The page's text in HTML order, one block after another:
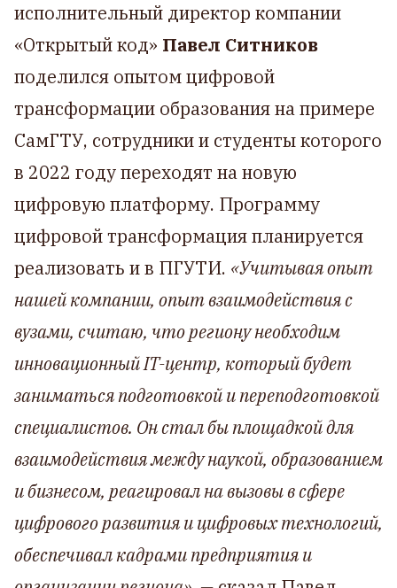
исполнительный директор компании
«Открытый код» Павел Ситников
поделился опытом цифровой
трансформации образования на примере
СамГТУ, сотрудники и студенты которого
в 2022 году переходят на новую
цифровую платформу. Программу
цифровой трансформация планируется
реализовать и в ПГУТИ. «Учитывая опыт
нашей компании, опыт взаимодействия с
вузами, считаю, что региону необходим
инновационный IT-центр, который будет
заниматься подготовкой и переподготовкой
специалистов. Он стал бы площадкой для
взаимодействия между наукой, образованием
и бизнесом, реагировал на вызовы в сфере
цифрового развития и цифровых технологий,
обеспечивал кадрами предприятия и